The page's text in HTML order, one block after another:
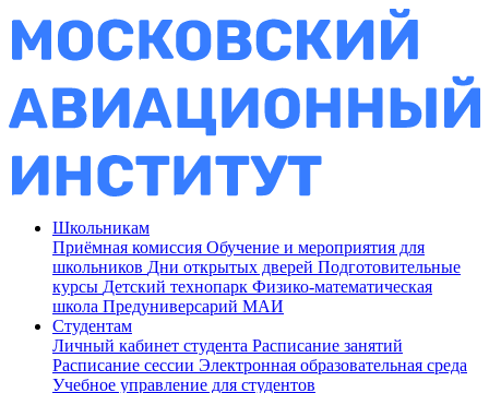
Школьникам
Приёмная комиссия Обучение и мероприятия для
школьников Дни открытых дверей Подготовительные
курсы Детский технопарк Физико-математическая
школа Предуниверсарий МАИ
Студентам
Личный кабинет студента Расписание занятий
Расписание сессии Электронная образовательная среда
Учебное управление для студентов